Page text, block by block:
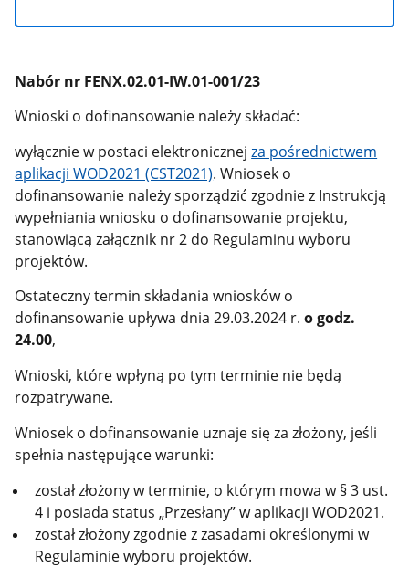
Nabór nr FENX.02.01-IW.01-001/23
Wnioski o dofinansowanie należy składać:
wyłącznie w postaci elektronicznejza pośrednictwem
aplikacji WOD2021 (CST2021).Wniosek o
dofinansowanie należy sporządzić zgodnie z Instrukcją
wypełniania wniosku o dofinansowanie projektu,
stanowiącą załącznik nr 2 do Regulaminu wyboru
projektów.
Ostateczny termin składania wniosków o
dofinansowanie upływa dnia 29.03.2024 r.o godz.
24.00,
Wnioski, które wpłyną po tym terminie nie będą
rozpatrywane.
Wniosek o dofinansowanie uznaje się za złożony, jeśli
spełnia następujące warunki:
został złożony w terminie, o którym mowa w § 3 ust.
4 i posiada status „Przesłany” w aplikacji WOD2021.
został złożony zgodnie z zasadami określonymi w
Regulaminie wyboru projektów.